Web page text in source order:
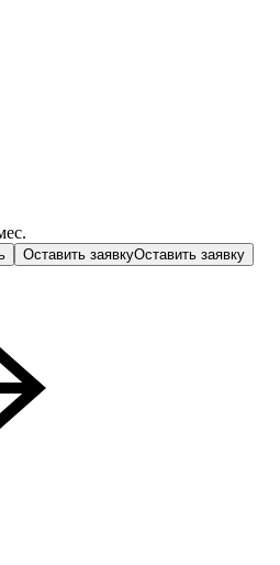
Оставить заявкуОставить заявку